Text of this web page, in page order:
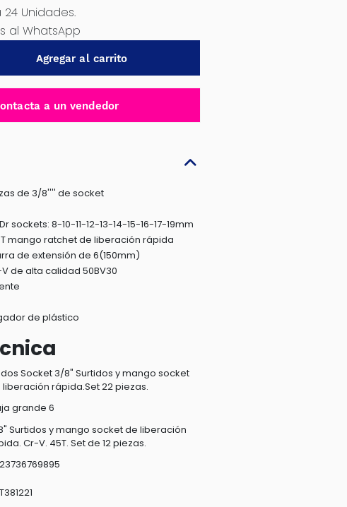
24 Unidades.
al WhatsApp
Agregar al carrito
a un vendedor
de 3/8'''' de socket
sockets: 8-10-11-12-13-14-15-16-17-19mm
mango ratchet de liberación rápida
de extensión de 6(150mm)
de alta calidad 50BV30
de plástico
Socket 3/8" Surtidos y mango socket
liberación rápida.Set 22 piezas.
grande 6
Surtidos y mango socket de liberación
Cr-V. 45T. Set de 12 piezas.